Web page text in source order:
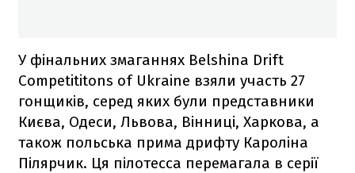
У фінальних змаганнях Belshina Drift
Competititons of Ukraine взяли участь 27
гонщиків, серед яких були представники
Києва, Одеси, Львова, Вінниці, Харкова, а
також польська прима дрифту Кароліна
Пілярчик. Ця пілотесса перемагала в серії